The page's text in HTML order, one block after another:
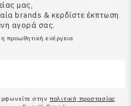
μας,
brands & κερδίστε έκπτωση
αγορά σας.
προωθητική ενέργεια
στην πολιτική προστασίας